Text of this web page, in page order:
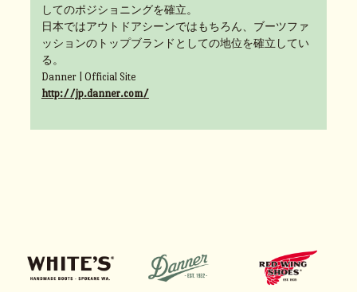
してのポジショニングを確立。
日本ではアウトドアシーンではもちろん、ブーツファ
ッションのトップブランドとしての地位を確立してい
る。
Danner | Official Site
http://jp.danner.com/